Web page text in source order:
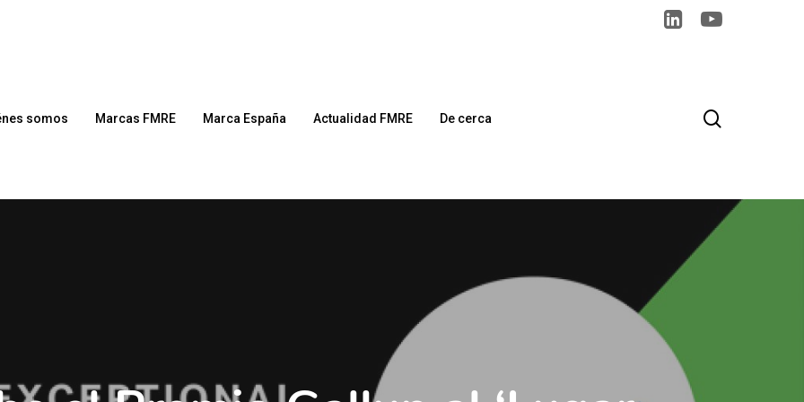
somos Marcas FMRE Marca España Actualidad FMRE De cerca